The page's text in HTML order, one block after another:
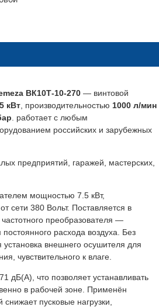
ВК10Т-10-270 — винтовой
кВт , производительностью 1000 л/мин
. работает с любым
российских и зарубежных
предприятий, гаражей, мастерских,
мощностью 7.5 кВт,
сети 380 Вольт. Поставляется в
преобразователя —
расхода воздуха. Без
внешнего осушителя для
чувствительного к влаге.
дБ(А), что позволяет устанавливать
в рабочей зоне. Применён
пусковые нагрузки,